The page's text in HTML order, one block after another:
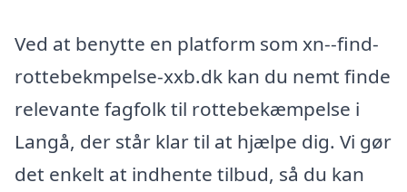
Ved at benytte en platform som xn--find-
rottebekmpelse-xxb.dk kan du nemt finde
relevante fagfolk til rottebekæmpelse i
Langå, der står klar til at hjælpe dig. Vi gør
det enkelt at indhente tilbud, så du kan